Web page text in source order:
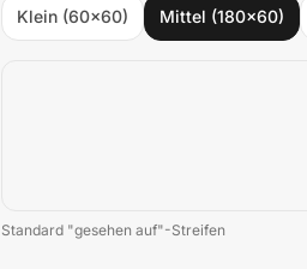
Klein (60×60) Mittel (180×60)
Standard "gesehen auf"-Streifen